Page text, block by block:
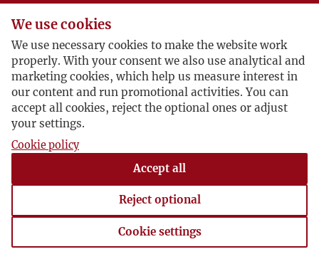
Postacie powiązane
Bohater:Jerzy Pietrkiewicz
We use cookies
We use necessary cookies to make the website work
properly. With your consent we also use analytical and
marketing cookies, which help us measure interest in
our content and run promotional activities. You can
accept all cookies, reject the optional ones or adjust
your settings.
Cookie policy
Accept all
Reject optional
Cookie settings
Cookie settings